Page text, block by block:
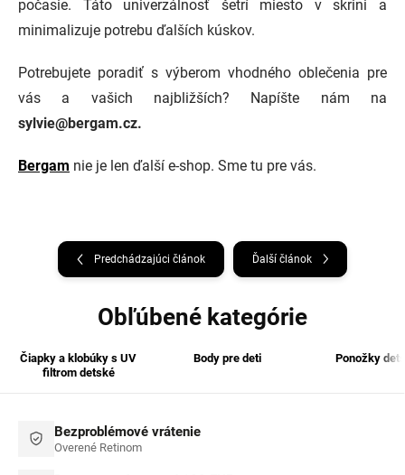
počasie. Táto univerzálnosť šetrí miesto v skrini a
minimalizuje potrebu ďalších kúskov.
Potrebujete poradiť s výberom vhodného oblečenia pre
vás a vašich najbližších? Napíšte nám na
sylvie@bergam.cz.
Bergam nie je len ďalší e-shop. Sme tu pre vás.
Predchádzajúci článok Ďalší článok
Obľúbené kategórie
Čiapky a klobúky s UV
filtrom detské
Body pre deti Ponožky
Bezproblémové vrátenie
Overené Retinom